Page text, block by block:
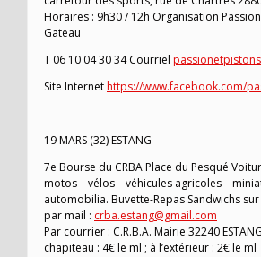
Horaires : 9h30 / 12h Organisation
Gateau
T 06 10 04 30 34 Courriel
Site Internethttps://www.facebook.com/
19 MARS (32) ESTANG
7e Bourse du CRBA Place du Pesqué
motos – vélos – véhicules agricoles –
automobilia. Buvette-Repas Sandwichs
par mail : crba.estang@gmail.com
Par courrier : C.R.B.A. Mairie 32240
chapiteau : 4€ le ml ; à l’extérieur : 2€ le ml